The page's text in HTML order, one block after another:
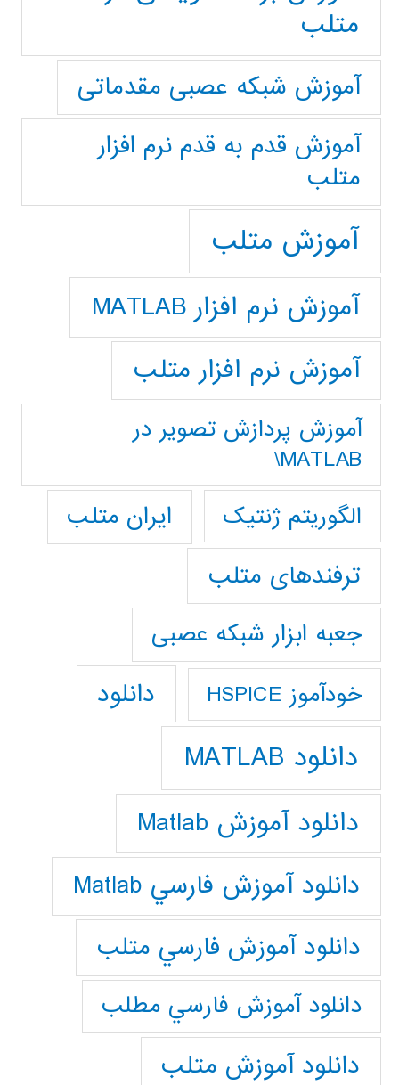
متلب
آموزش شبکه عصبی مقدماتی
آموزش قدم به قدم نرم افزار
متلب
آموزش متلب
آموزش نرم افزار MATLAB
آموزش نرم افزار متلب
آموزش پردازش تصوير در
MATLAB\
الگوریتم ژنتیک
ایران متلب
ترفندهای متلب
جعبه ابزار شبکه عصبی
خودآموز HSPICE دانلود
دانلود MATLAB
دانلود آموزش Matlab
دانلود آموزش فارسي Matlab
دانلود آموزش فارسي متلب
دانلود آموزش فارسي مطلب
دانلود آموزش متلب